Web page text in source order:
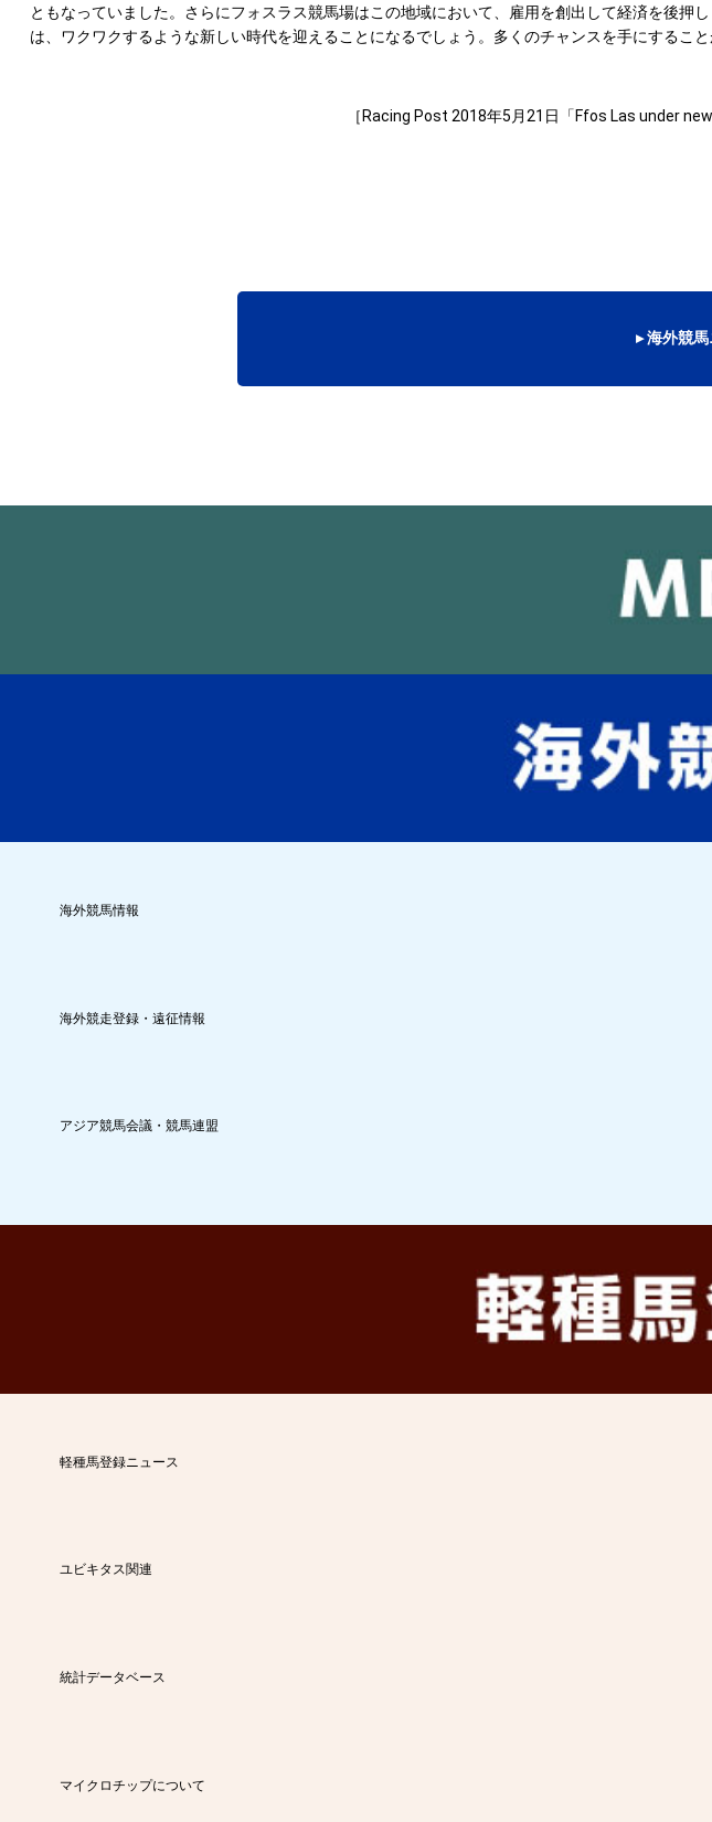
ともなっていました。さらにフォスラス競馬場はこの地域において、雇用を創出して経済を後
は、ワクワクするような新しい時代を迎えることになるでしょう。多くのチャンスを手にすること
［Racing Post 2018年5月21日「Ffos Las under
▸ 海外競
海外競馬情報
海外競走登録・遠征情報
アジア競馬会議・競馬連盟
軽種馬登録ニュース
ユビキタス関連
統計データベース
マイクロチップについて